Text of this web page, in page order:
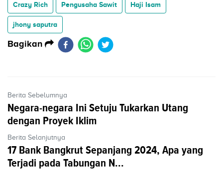
Crazy Rich Pengusaha Sawit Haji Isam
jhony saputra
Bagikan
Berita Sebelumnya
Negara-negara Ini Setuju Tukarkan Utang
dengan Proyek Iklim
Berita Selanjutnya
17 Bank Bangkrut Sepanjang 2024, Apa yang
Terjadi pada Tabungan N...